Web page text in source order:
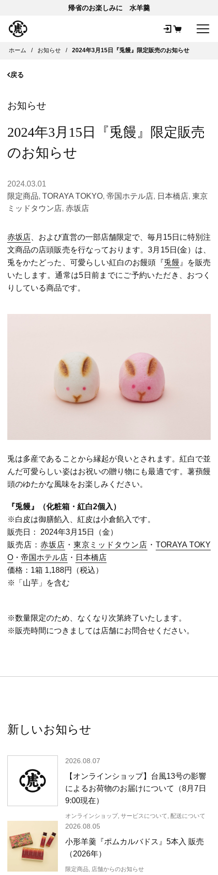
帰省のお楽しみに 水羊羹
ホーム お知らせ 2024年3月15日『兎饅』限定販売のお知らせ
戻る
お知らせ
2024年3月15日『兎饅』限定販売
のお知らせ
2024.03.01
限定商品, TORAYA TOKYO, 帝国ホテル店, 日本橋店, 東京
ミッドタウン店, 赤坂店
赤坂店 、および直営の一部店舗限定で、毎月15日に特別注
文商品の店頭販売を行なっております。3月15日(金）は、
兎をかたどった、可愛らしい紅白のお饅頭『兎饅 』を販売
いたします 。通常は5日前までにご予約いただき、おつく
りしている商品です。
兎は多産であることから縁起が良いとされます。紅白で並
んだ可愛らしい姿はお祝いの贈り物にも最適です。薯蕷饅
頭のゆたかな風味をお楽しみください。
『兎饅』（化粧箱・紅白2個入）
※白皮は御膳餡入、紅皮は小倉餡入です。
販売日： 2024年3月15日（金）
販売店： 赤坂店 ・ 東京ミッドタウン店 ・TORAYA TOKY
O ・ 帝国ホテル店 ・ 日本橋店
価格：1箱 1,188円（税込）
※
「山芋」を含む
※数量限定のため、なくなり次第終了いたします。
※販売時間につきましては店舗にお問合せください。
新しいお知らせ
【オンラインショップ】台風13号の影響
によるお荷物のお届けについて（8月7日
9:00現在）
2026.08.07
オンラインショップ, サービスについて, 配送について
小形羊羹『ポムカルバドス』5本入 販売
（2026年）
2026.08.05
限定商品, 店舗からのお知らせ